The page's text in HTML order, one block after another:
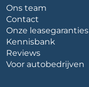
Ons team
Contact
Onze leasegaranties
Kennisbank
Reviews
Voor autobedrijven